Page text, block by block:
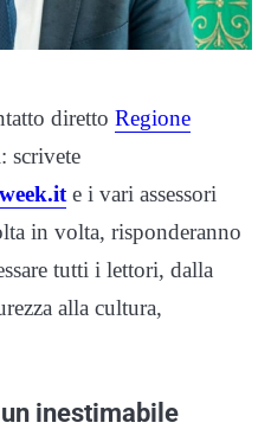
diretto Regione
scrivete
e i vari assessori
in volta, risponderanno
tutti i lettori, dalla
alla cultura,
inestimabile